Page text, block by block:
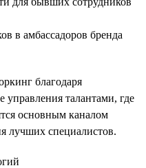
в амбассадоров бренда
благодаря
управления талантами, где
основным каналом
лучших специалистов.